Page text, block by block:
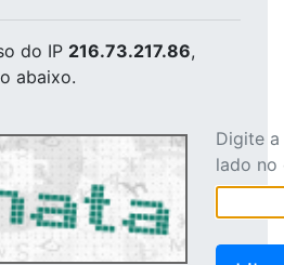
do IP 216.73.217.86,
abaixo.
Digite
lado no